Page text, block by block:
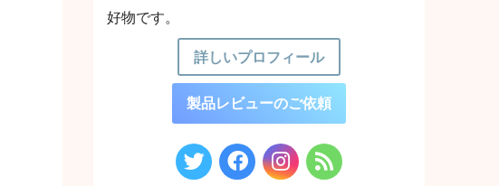
好物です。
詳しいプロフィール
製品レビューのご依頼